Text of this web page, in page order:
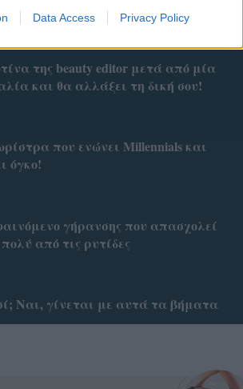
Data Access Privacy Policy
της beauty editor μετά από μία
και θα αλλάξει τη δική σου!
που ενώνει Millennials και
όγκο!
γήρανσης που απασχολεί
από τις ρυτίδες
Ναι, γίνεται με αυτά τα βήματα